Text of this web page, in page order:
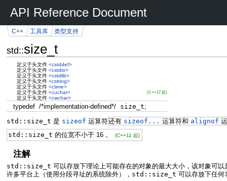
API Reference Document
std::size_t
C++ 工具库 类型支持
定义于头文件<cstddef>
定义于头文件<cstdio>
定义于头文件<cstdlib>
定义于头文件<cstring>
定义于头文件<ctime>
定义于头文件<cuchar> (C++17 起)
定义于头文件<cwchar>
typedef /*implementation-defined*/size_t;
std::size_t 是 sizeof 运算符还有 sizeof... 运算符和 alignof
std::size_t 的位宽不小于 16 。 (C++11 起)
注解
std::size_t 可以存放下理论上可能存在的对象的最大大小，该对象可
许多平台上（使用分段寻址的系统除外）， std::size_t 可以存放下任